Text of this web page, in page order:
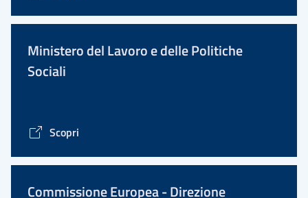
Ministero del Lavoro e delle Politiche
Sociali
Scopri
Commissione Europea - Direzione